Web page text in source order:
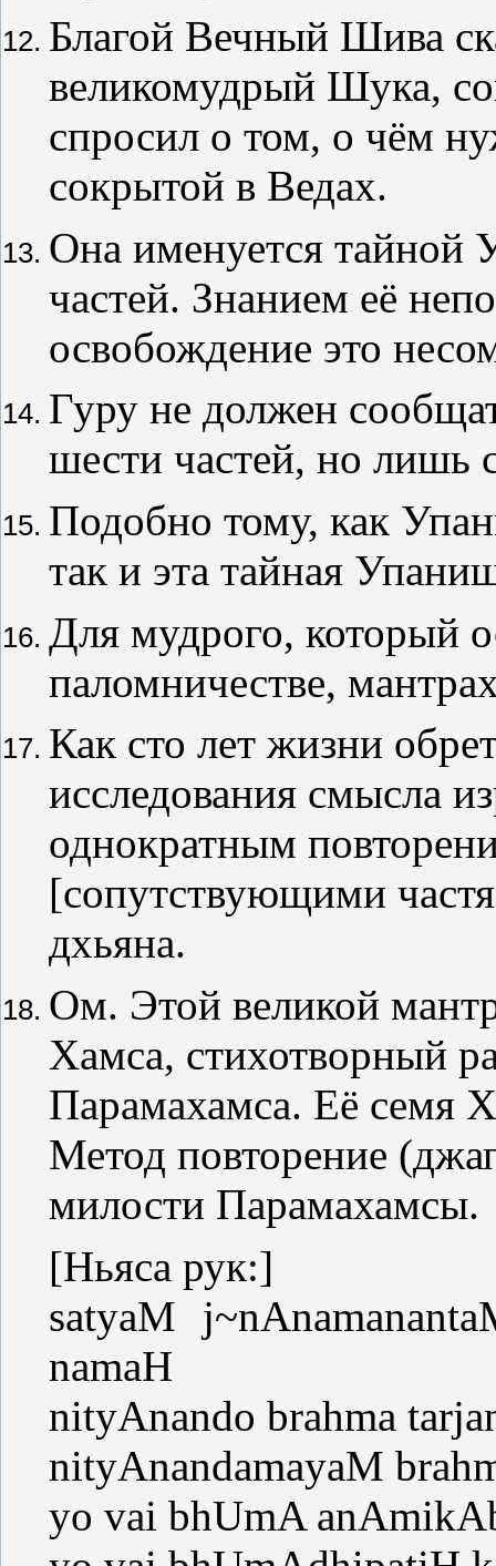
Благой Вечный Шива
великомудрый Шука,
спросил о том, о чём
сокрытой в Ведах.
Она именуется
частей. Знанием её
освобождение это
Гуру не должен
шести частей, но лишь
Подобно тому, как
так и эта тайная
Для мудрого, который
паломничестве,
Как сто лет жизни
исследования смысла
однократным
[сопутствующими
дхьяна.
Ом. Этой великой
Хамса, стихотворный
Парамахамса. Её семя
Метод повторение
милости Парамахамсы.
[Ньяса рук:]
satyaM
namaH
nityAnando brahma
nityAnandamayaM
yo vai bhUmA